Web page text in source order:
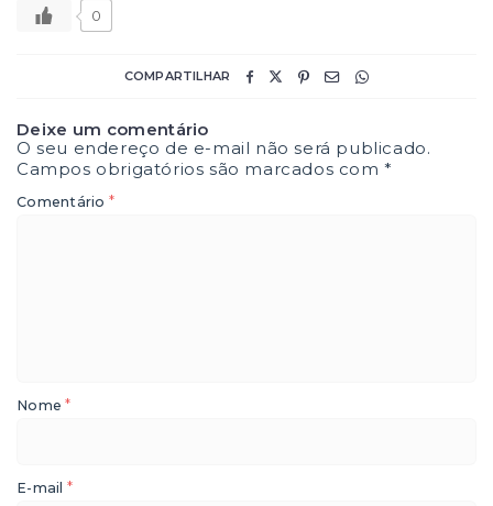
0
COMPARTILHAR
Deixe um comentário
O seu endereço de e-mail não será publicado.
Campos obrigatórios são marcados com*
Comentário *
Nome*
E-mail *